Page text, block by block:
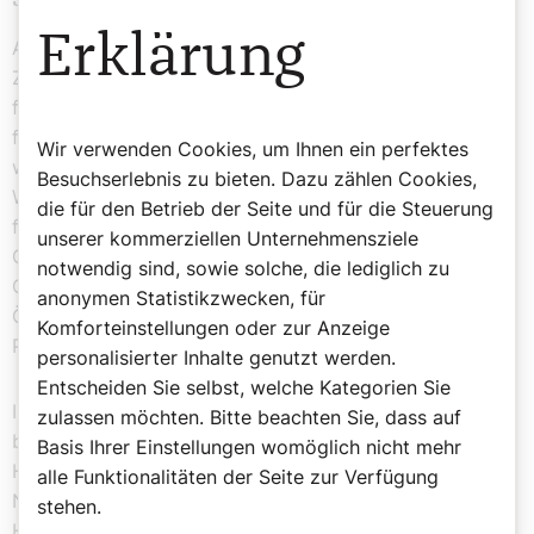
Auch der Prophet Nahum (3,15) verweist auf die Nicht-
Zählbarkeit dieser Tiere: „Dann wird das Feuer dich
fressen, wird das Schwert dich vertilgen, wird dich
fressen wie ein Heuschreckenschwarm. Werde zahlreich
wie die Heuschrecken, zahlreich wie die
Wanderheuschrecken!“ Heuschrecken stehen auch für
flächendeckende Vernichtung: „Ich vernichtete euer
Getreide durch Rost und Mehltau, ich verwüstete eure
Gärten und Weinberge; eure Feigenbäume und eure
Ölbäume fraßen die Heuschrecken kahl“, weiß der
Prophet Amos (4,9).
Im Neuen Testament wird über Johannes den Täufer
berichtet (Matthäus 3,4): „Heuschrecken und wilder
Honig waren seine Nahrung.“ Auch im letzten Buch des
Neuen Testaments, der Offenbarung (9,7), stehen die
Erklärung
Wir verwenden Cookies, um Ihnen ein perfektes
Besuchserlebnis zu bieten. Dazu zählen Cookies,
die für den Betrieb der Seite und für die Steuerung
unserer kommerziellen Unternehmensziele
notwendig sind, sowie solche, die lediglich zu
anonymen Statistikzwecken, für
Komforteinstellungen oder zur Anzeige
personalisierter Inhalte genutzt werden.
Entscheiden Sie selbst, welche Kategorien Sie
zulassen möchten. Bitte beachten Sie, dass auf
Basis Ihrer Einstellungen womöglich nicht mehr
alle Funktionalitäten der Seite zur Verfügung
stehen.